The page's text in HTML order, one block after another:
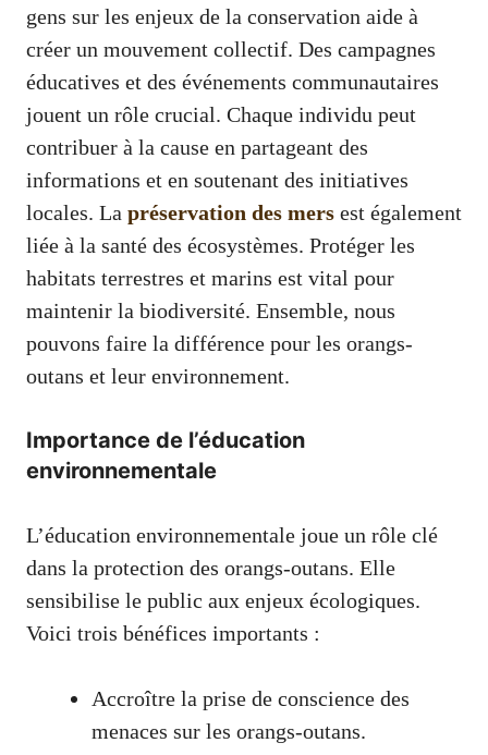
gens sur les enjeux de la conservation aide à
créer un mouvement collectif. Des campagnes
éducatives et des événements communautaires
jouent un rôle crucial. Chaque individu peut
contribuer à la cause en partageant des
informations et en soutenant des initiatives
locales. La préservation des mers est également
liée à la santé des écosystèmes. Protéger les
habitats terrestres et marins est vital pour
maintenir la biodiversité. Ensemble, nous
pouvons faire la différence pour les orangs-
outans et leur environnement.
Importance de l’éducation
environnementale
L’éducation environnementale joue un rôle clé
dans la protection des orangs-outans. Elle
sensibilise le public aux enjeux écologiques.
Voici trois bénéfices importants :
Accroître la prise de conscience des
menaces sur les orangs-outans.